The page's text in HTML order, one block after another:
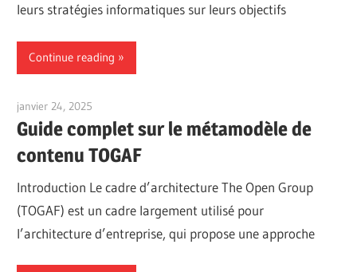
leurs stratégies informatiques sur leurs objectifs
Continue reading
janvier 24, 2025
Guide complet sur le métamodèle de
contenu TOGAF
Introduction Le cadre d’architecture The Open Group
(TOGAF) est un cadre largement utilisé pour
l’architecture d’entreprise, qui propose une approche